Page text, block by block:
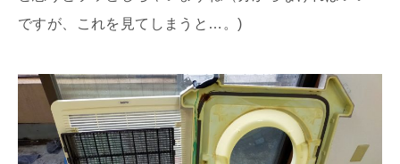
ですが、これを見てしまうと…。)